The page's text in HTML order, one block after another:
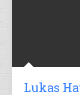
Lukas